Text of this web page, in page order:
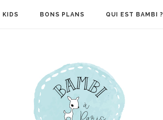
KIDS BONS PLANS QUI EST BAMBI ?